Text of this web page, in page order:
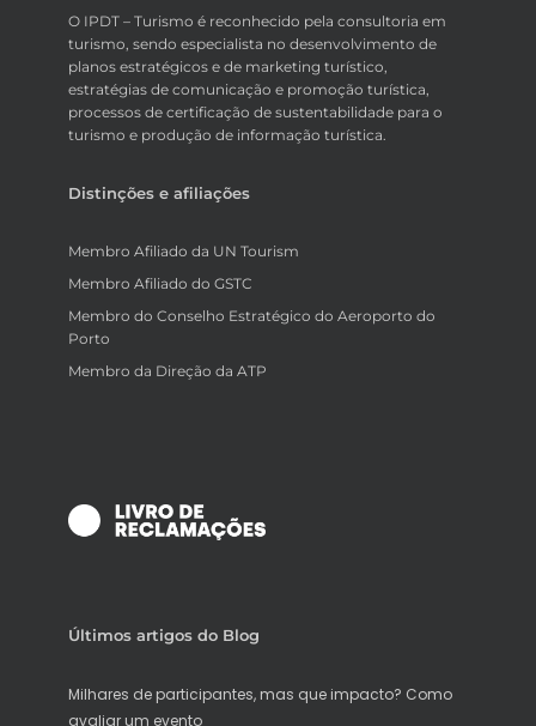
O IPDT – Turismo é reconhecido pela consultoria em
turismo, sendo especialista no desenvolvimento de
planos estratégicos e de marketing turístico,
estratégias de comunicação e promoção turística,
processos de certificação de sustentabilidade para o
turismo e produção de informação turística.
Distinções e afiliações
Membro Afiliado da UN Tourism
Membro Afiliado do GSTC
Membro do Conselho Estratégico do Aeroporto do
Porto
Membro da Direção da ATP
Últimos artigos do Blog
Milhares de participantes, mas que impacto? Como
avaliar um evento